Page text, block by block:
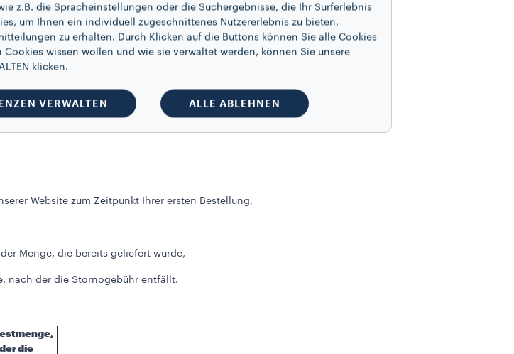
(und wir rechnen die entsprechenden Kosten im Rahmen dieser
Mindestmenge zu bestellen. Sobald Sie die unten aufgeführte
für Bohnenkaffeemaschine und Kaffeebohnen automatisch in das
oder ein Abonnement für Bohnenkaffeemaschine und Kaffeebohnen
erreicht haben, müssen Sie eine Stornierungsgebühr zahlen, die
Website zum Zeitpunkt Ihrer ersten Bestellung,
Menge, die bereits geliefert wurde,
nach der die Stornogebühr entfällt.
die
z.B. die Spracheinstellungen oder die Suchergebnisse, die Ihr Surferlebnis
um Ihnen ein individuell zugeschnittenes Nutzererlebnis zu bieten,
zu erhalten. Durch Klicken auf die Buttons können Sie alle Cookies
wissen wollen und wie sie verwaltet werden, können Sie unsere
klicken.
VERWALTEN ALLE ABLEHNEN